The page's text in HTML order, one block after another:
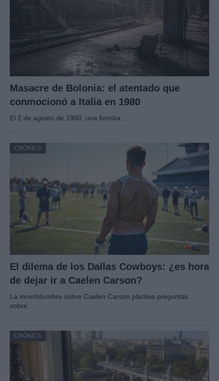
Masacre de Bolonia: el atentado que
conmocionó a Italia en 1980
El 2 de agosto de 1980, una bomba…
CRÓNICA
El dilema de los Dallas Cowboys: ¿es hora
de dejar ir a Caelen Carson?
La incertidumbre sobre Caelen Carson plantea preguntas
sobre…
CRÓNICA